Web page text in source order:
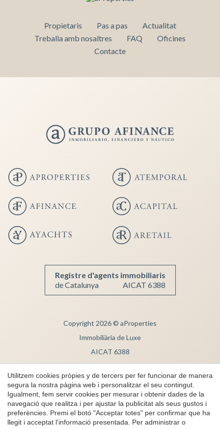
Propietaris Pas a pas
Actualitat
Treballa amb nosaltres
FAQ
Oficines
Contacte
Registre d'agents immobiliaris
de Catalunya
AICAT 6388
Copyright 2026 © aProperties
Immobiliària de Luxe
AICAT 6388
Nota Legal
Privacitat
Política de cookies
Canal de denúncies
byiEstrategic
Utilitzem cookies pròpies y de tercers per fer funcionar de manera
segura la nostra pàgina web i personalitzar el seu contingut.
Igualment, fem servir cookies per mesurar i obtenir dades de la
navegació que realitza i per ajustar la publicitat als seus gustos i
preferències. Premi el botó "Acceptar totes" per confirmar que ha
llegit i acceptat l'informació presentada. Per administrar o
Acceptar totes